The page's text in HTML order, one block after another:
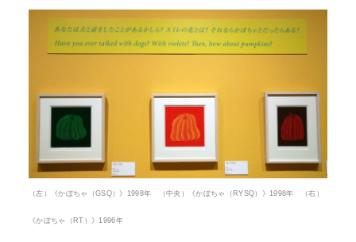
（左）《かぼちゃ（GSQ）》1998年 （中央）《かぼちゃ（RYSQ）》1998年 （右）
《かぼちゃ（RT）》1996年